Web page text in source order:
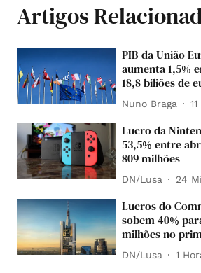
Artigos
PIB da União
aumenta 1,5%
18,8 biliões de
Nuno Braga
Lucro da
53,5% entre
809 milhões
DN/Lusa 24
Lucros do
sobem 40%
milhões no
DN/Lusa 1